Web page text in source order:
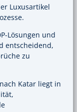
Luxusartikel
Lösungen und
entscheidend,
zu
Katar liegt in